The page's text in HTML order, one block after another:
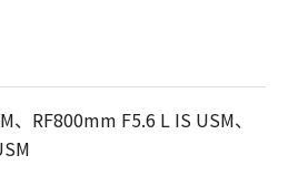
、RF800mm F5.6 L IS USM、